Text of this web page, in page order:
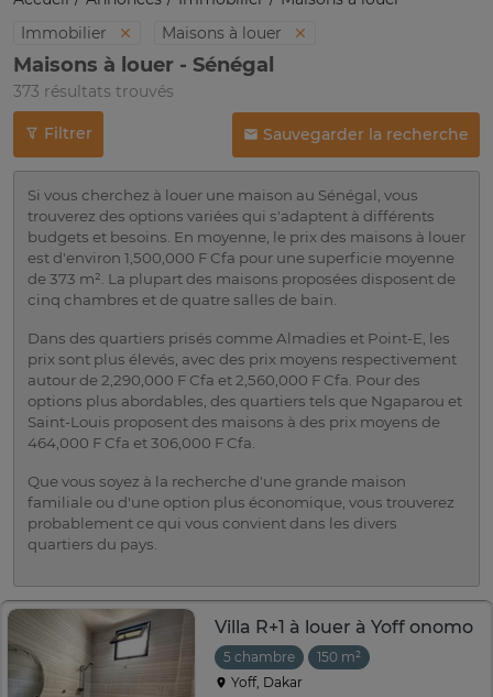
Immobilier
Maisons à louer
Maisons à louer - Sénégal
373 résultats trouvés
Filtrer Sauvegarder la recherche
Si vous cherchez à louer une maison au Sénégal, vous
trouverez des options variées qui s'adaptent à différents
budgets et besoins. En moyenne, le prix des maisons à louer
est d'environ 1,500,000 F Cfa pour une superficie moyenne
de 373 m². La plupart des maisons proposées disposent de
cinq chambres et de quatre salles de bain.
Dans des quartiers prisés comme Almadies et Point-E, les
prix sont plus élevés, avec des prix moyens respectivement
autour de 2,290,000 F Cfa et 2,560,000 F Cfa. Pour des
options plus abordables, des quartiers tels que Ngaparou et
Saint-Louis proposent des maisons à des prix moyens de
464,000 F Cfa et 306,000 F Cfa.
Que vous soyez à la recherche d'une grande maison
familiale ou d'une option plus économique, vous trouverez
probablement ce qui vous convient dans les divers
quartiers du pays.
Villa R+1 à louer à Yoff onomo
5 chambre
150 m²
Yoff, Dakar